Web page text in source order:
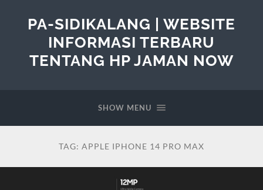
PA-SIDIKALANG | WEBSITE
INFORMASI TERBARU
TENTANG HP JAMAN NOW
SHOW MENU
TAG: APPLE IPHONE 14 PRO MAX